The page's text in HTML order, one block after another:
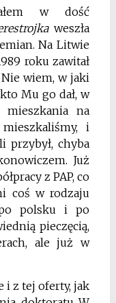
w dość
weszła
Na Litwie
roku zawitał
wiem, w jaki
Mu go dał, w
mieszkania na
i
przybył, chyba
Już
z PAP, co
coś w rodzaju
polsku i po
pieczęcią,
ale już w
i z tej oferty, jak